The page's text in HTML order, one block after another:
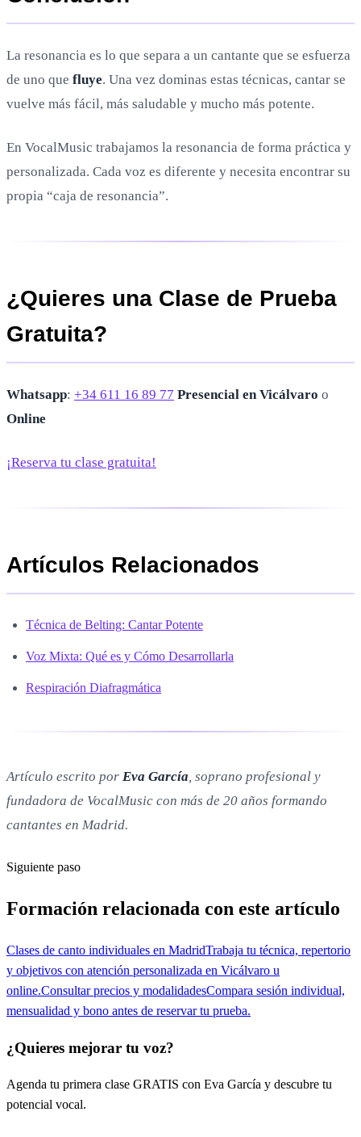
La resonancia es lo que separa a un cantante que se esfuerza
de uno que fluye. Una vez dominas estas técnicas, cantar se
vuelve más fácil, más saludable y mucho más potente.
En VocalMusic trabajamos la resonancia de forma práctica y
personalizada. Cada voz es diferente y necesita encontrar su
propia “caja de resonancia”.
¿Quieres una Clase de Prueba
Gratuita?
Whatsapp: +34 611 16 89 77 Presencial en Vicálvaro o
Online
¡Reserva tu clase gratuita!
Artículos Relacionados
Técnica de Belting: Cantar Potente
Voz Mixta: Qué es y Cómo Desarrollarla
Respiración Diafragmática
Artículo escrito por Eva García, soprano profesional y
fundadora de VocalMusic con más de 20 años formando
cantantes en Madrid.
Siguiente paso
Formación relacionada con este artículo
Clases de canto individuales en MadridTrabaja tu técnica, repertorio
y objetivos con atención personalizada en Vicálvaro u
online.Consultar precios y modalidadesCompara sesión individual,
mensualidad y bono antes de reservar tu prueba.
¿Quieres mejorar tu voz?
Agenda tu primera clase GRATIS con Eva García y descubre tu
potencial vocal.